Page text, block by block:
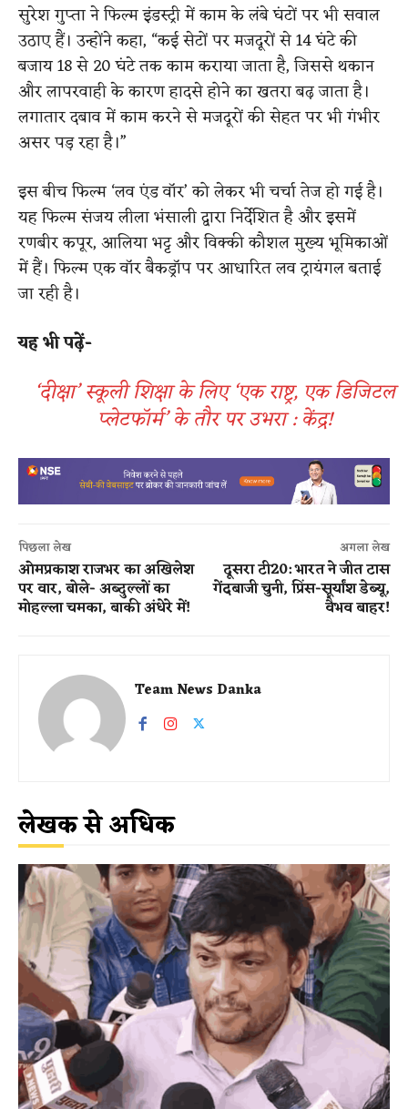
सुरेश गुप्ता ने फिल्म इंडस्ट्री में काम के लंबे घंटों पर भी सवाल
उठाए हैं। उन्होंने कहा, “कई सेटों पर मजदूरों से 14 घंटे की
बजाय 18 से 20 घंटे तक काम कराया जाता है, जिससे थकान
और लापरवाही के कारण हादसे होने का खतरा बढ़ जाता है।
लगातार दबाव में काम करने से मजदूरों की सेहत पर भी गंभीर
असर पड़ रहा है।”
इस बीच फिल्म ‘लव एंड वॉर’ को लेकर भी चर्चा तेज हो गई है।
यह फिल्म संजय लीला भंसाली द्वारा निर्देशित है और इसमें
रणबीर कपूर, आलिया भट्ट और विक्की कौशल मुख्य भूमिकाओं
में हैं। फिल्म एक वॉर बैकड्रॉप पर आधारित लव ट्रायंगल बताई
जा रही है।
यह भी पढ़ें-
‘दीक्षा’ स्कूली शिक्षा के लिए ‘एक राष्ट्र, एक डिजिटल
प्लेटफॉर्म’ के तौर पर उभरा : केंद्र!
पिछला लेख
ओमप्रकाश राजभर का अखिलेश
पर वार, बोले- अब्दुल्लों का
मोहल्ला चमका, बाकी अंधेरे में!
अगला लेख
दूसरा टी20: भारत ने जीत टास
गेंदबाजी चुनी, प्रिंस-सूर्यांश डेब्यू,
वैभव बाहर!
Team News Danka
लेखक से अधिक